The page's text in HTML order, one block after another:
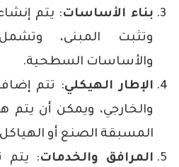
بناء الأساسات: يتم
وتثبت المبنى،
والأساسات السطحية.
الإطار الهيكلي: تتم
والخارجي، ويمكن أن يتم
المسبقة الصنع أو الهياكل
المرافق والخدمات: يتم